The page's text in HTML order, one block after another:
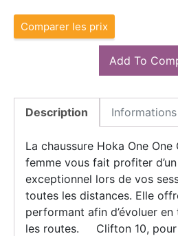
Comparer les prix
Add To
Description
La chaussure Hoka One
femme vous fait profiter
exceptionnel lors de vos
toutes les distances. Elle
performant afin d’évoluer
les routes. Clifton 10, pour